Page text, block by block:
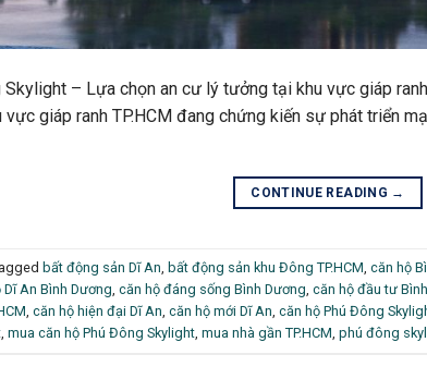
– Lựa chọn an cư lý tưởng tại khu vực giáp
giáp ranh TP.HCM đang chứng kiến sự phát triển
CONTINUE READING →
bất động sản Dĩ An bất động sản khu Đông TP.HCM căn hộ
Dĩ An Bình Dương căn hộ đáng sống Bình Dương căn hộ đầu tư
căn hộ hiện đại Dĩ An căn hộ mới Dĩ An căn hộ Phú Đông
mua căn hộ Phú Đông Skylight mua nhà gần TP.HCM phú đông